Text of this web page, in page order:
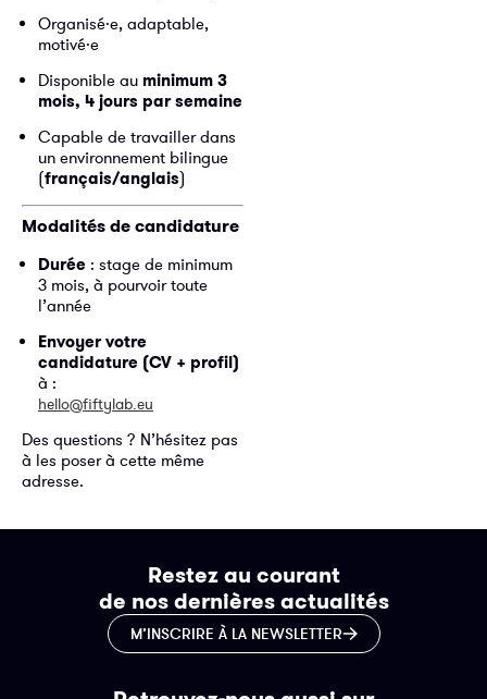
Organisé·e, adaptable,
motivé·e
Disponible au minimum 3
mois, 4 jours par semaine
Capable de travailler dans
un environnement bilingue
(français/anglais)
Modalités de candidature
Durée : stage de minimum
3 mois, à pourvoir toute
l’année
Envoyer votre
candidature (CV + profil)
à :
hello@fiftylab.eu
Des questions ? N’hésitez pas
à les poser à cette même
adresse.
Restez au courant
de nos dernières actualités
M’INSCRIRE À LA NEWSLETTER